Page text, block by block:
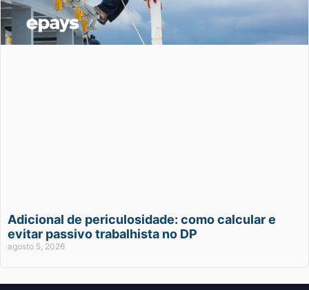
Adicional de periculosidade: como calcular e
evitar passivo trabalhista no DP
agosto 5, 2026